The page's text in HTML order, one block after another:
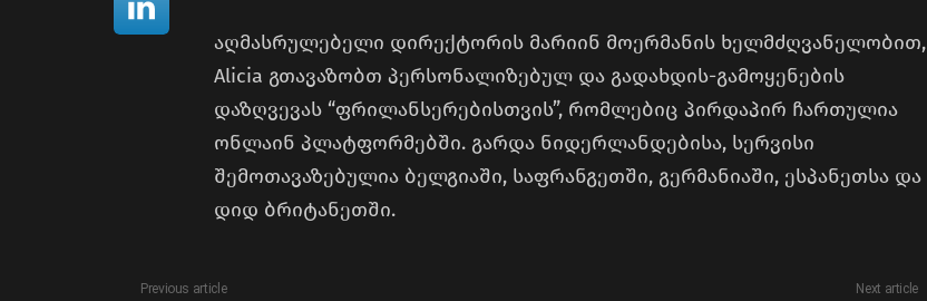
აღმასრულებელი დირექტორის მარიინ მოერმანის ხელმძღვანელობით,
Alicia გთავაზობთ პერსონალიზებულ და გადახდის-გამოყენების
დაზღვევას “ფრილანსერებისთვის”, რომლებიც პირდაპირ ჩართულია
ონლაინ პლატფორმებში. გარდა ნიდერლანდებისა, სერვისი
შემოთავაზებულია ბელგიაში, საფრანგეთში, გერმანიაში, ესპანეთსა და
დიდ ბრიტანეთში.
Previous article Next article